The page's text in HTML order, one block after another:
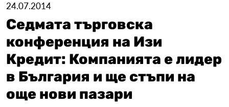
24.07.2014
Седмата търговска
конференция на Изи
Кредит: Компанията е лидер
в България и ще стъпи на
още нови пазари